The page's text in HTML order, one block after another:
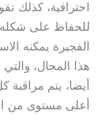
احترافية، كذلك
للحفاظ على
الفجيرة يمكنه
هذا المجال،
أيضا، يتم
أعلى مستوى من